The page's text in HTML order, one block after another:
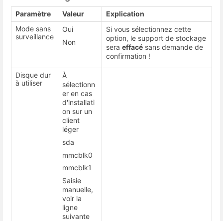
Paramètre Valeur
Explication
Mode sans
surveillance
Oui
Non
Si vous sélectionnez cette
option, le support de stockage
sera effacé sans demande de
confirmation !
Disque dur
à utiliser
À
sélectionn
er en cas
d'installati
on sur un
client
léger
sda
mmcblk0
mmcblk1
Saisie
manuelle,
voir la
ligne
suivante